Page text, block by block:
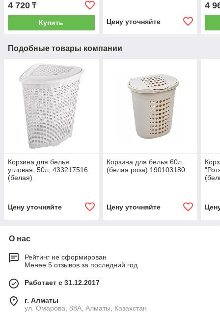
4 720 ₸
Купить Цену уточняйте
4
Подобные товары компании
Корзина для белья
угловая, 50л, 433217516
(белая)
Цену уточняйте
Корзина для белья 60л.
(белая роза) 190103180
Цену уточняйте
О нас
Рейтинг не сформирован
Менее 5 отзывов за последний год
Работает с 31.12.2017
г. Алматы
ул. Омарова, 88А, Алматы, Казахстан